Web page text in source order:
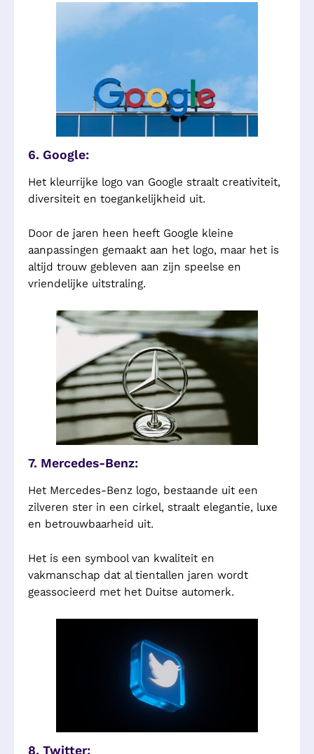
6. Google:
Het kleurrijke logo van Google straalt creativiteit,
diversiteit en toegankelijkheid uit.
Door de jaren heen heeft Google kleine
aanpassingen gemaakt aan het logo, maar het is
altijd trouw gebleven aan zijn speelse en
vriendelijke uitstraling.
7. Mercedes-Benz:
Het Mercedes-Benz logo, bestaande uit een
zilveren ster in een cirkel, straalt elegantie, luxe
en betrouwbaarheid uit.
Het is een symbool van kwaliteit en
vakmanschap dat al tientallen jaren wordt
geassocieerd met het Duitse automerk.
8. Twitter: